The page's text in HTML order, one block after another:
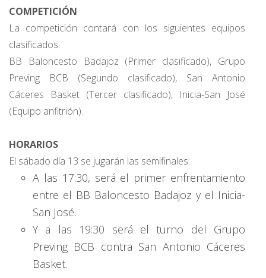
COMPETICIÓN
La competición contará con los siguientes equipos
clasificados:
BB Baloncesto Badajoz (Primer clasificado), Grupo
Preving BCB (Segundo clasificado), San Antonio
Cáceres Basket (Tercer clasificado), Inicia-San José
(Equipo anfitrión).
HORARIOS
El sábado día 13 se jugarán las semifinales:
A las 17:30, será el primer enfrentamiento
entre el BB Baloncesto Badajoz y el Inicia-
San José.
Y a las 19:30 será el turno del Grupo
Preving BCB contra San Antonio Cáceres
Basket.